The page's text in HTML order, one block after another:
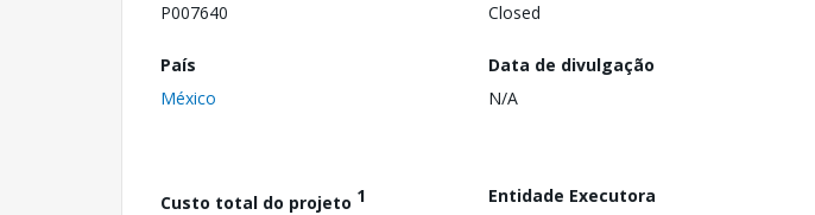
P007640
Closed
País
México
Data de divulgação
N/A
Custo total do projeto 1
Entidade Executora